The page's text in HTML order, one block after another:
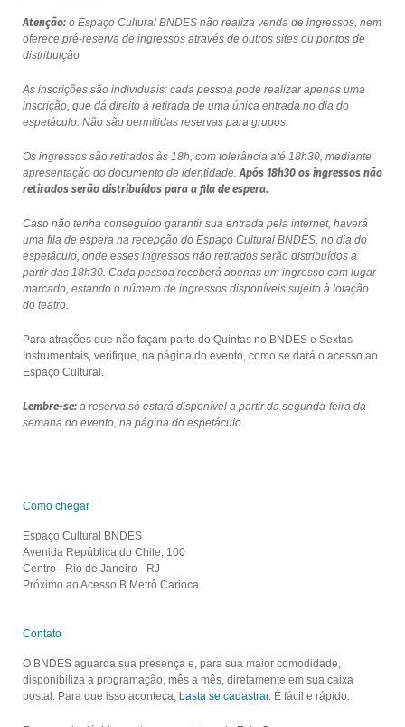
Atenção:o Espaço Cultural BNDES não realiza venda de ingressos, nem
oferece pré-reserva de ingressos através de outros sites ou pontos de
distribuição
As inscrições são individuais: cada pessoa pode realizar apenas uma
inscrição, que dá direito à retirada de uma única entrada no dia do
espetáculo. Não são permitidas reservas para grupos.
Os ingressos são retirados às 18h, com tolerância até 18h30, mediante
apresentação do documento de identidade.Após 18h30 os ingressos não
retirados serão distribuídos para a fila de espera.
Caso não tenha conseguido garantir sua entrada pela internet, haverá
uma fila de espera na recepção do Espaço Cultural BNDES, no dia do
espetáculo, onde esses ingressos não retirados serão distribuídos a
partir das 18h30. Cada pessoa receberá apenas um ingresso com lugar
marcado, estando o número de ingressos disponíveis sujeito à lotação
do teatro.
Para atrações que não façam parte do Quintas no BNDES e Sextas
Instrumentais, verifique, na página do evento, como se dará o acesso ao
Espaço Cultural.
Lembre-se:a reserva só estará disponível a partir da segunda-feira da
semana do evento, na página do espetáculo.
Como chegar
Espaço Cultural BNDES
Avenida República do Chile, 100
Centro - Rio de Janeiro - RJ
Próximo ao Acesso B Metrô Carioca
Contato
O BNDES aguarda sua presença e, para sua maior comodidade,
disponibiliza a programação, mês a mês, diretamente em sua caixa
postal. Para que isso aconteça, basta se cadastrar. É fácil e rápido.